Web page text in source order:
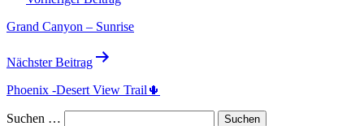
Grand Canyon – Sunrise
Nächster Beitrag
Phoenix -Desert View Trail🌵
Suchen …